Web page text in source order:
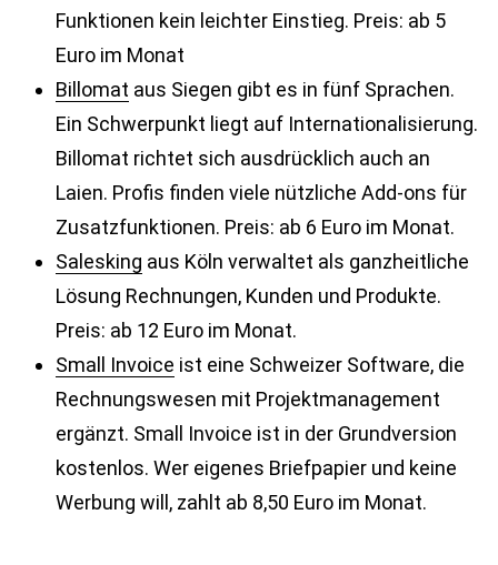
Funktionen kein leichter Einstieg. Preis: ab 5
Euro im Monat
Billomat aus Siegen gibt es in fünf Sprachen.
Ein Schwerpunkt liegt auf Internationalisierung.
Billomat richtet sich ausdrücklich auch an
Laien. Profis finden viele nützliche Add-ons für
Zusatzfunktionen. Preis: ab 6 Euro im Monat.
Salesking aus Köln verwaltet als ganzheitliche
Lösung Rechnungen, Kunden und Produkte.
Preis: ab 12 Euro im Monat.
Small Invoice ist eine Schweizer Software, die
Rechnungswesen mit Projektmanagement
ergänzt. Small Invoice ist in der Grundversion
kostenlos. Wer eigenes Briefpapier und keine
Werbung will, zahlt ab 8,50 Euro im Monat.